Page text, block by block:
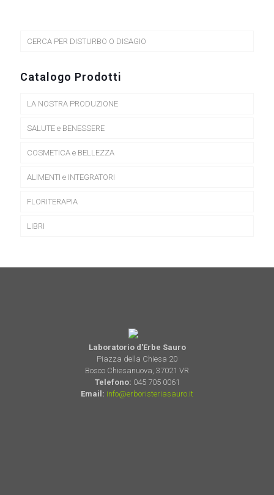
opzioni
scelte
pagina
prodotto
CERCA PER DISTURBO O DISAGIO
Catalogo Prodotti
LA NOSTRA PRODUZIONE
SALUTE e BENESSERE
COSMETICA e BELLEZZA
ALIMENTI e INTEGRATORI
FLORITERAPIA
LIBRI
Laboratorio d'Erbe Sauro
Piazza della Chiesa 20
Bosco Chiesanuova, 37021 VR
Telefono: 045 705 0061
Email: info@erboristeriasauro.it